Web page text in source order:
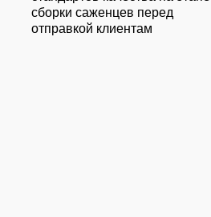
сборки саженцев перед
отправкой клиентам